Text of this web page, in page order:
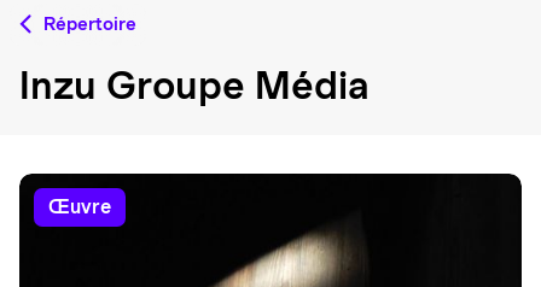
Répertoire
Inzu Groupe Média
œuvre